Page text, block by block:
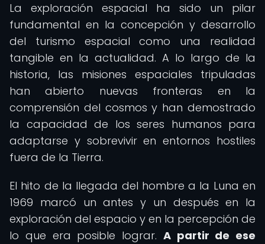
La exploración espacial ha sido un pilar
fundamental en la concepción y desarrollo
del turismo espacial como una realidad
tangible en la actualidad. A lo largo de la
historia, las misiones espaciales tripuladas
han abierto nuevas fronteras en la
comprensión del cosmos y han demostrado
la capacidad de los seres humanos para
adaptarse y sobrevivir en entornos hostiles
fuera de la Tierra.
El hito de la llegada del hombre a la Luna en
1969 marcó un antes y un después en la
exploración del espacio y en la percepción de
lo que era posible lograr. A partir de ese